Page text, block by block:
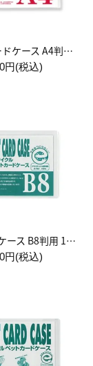
PPソフトカードケース A4判用 1袋:10枚入
円(税込)
R-PETカードケース B8判用 1袋:50枚入
円(税込)